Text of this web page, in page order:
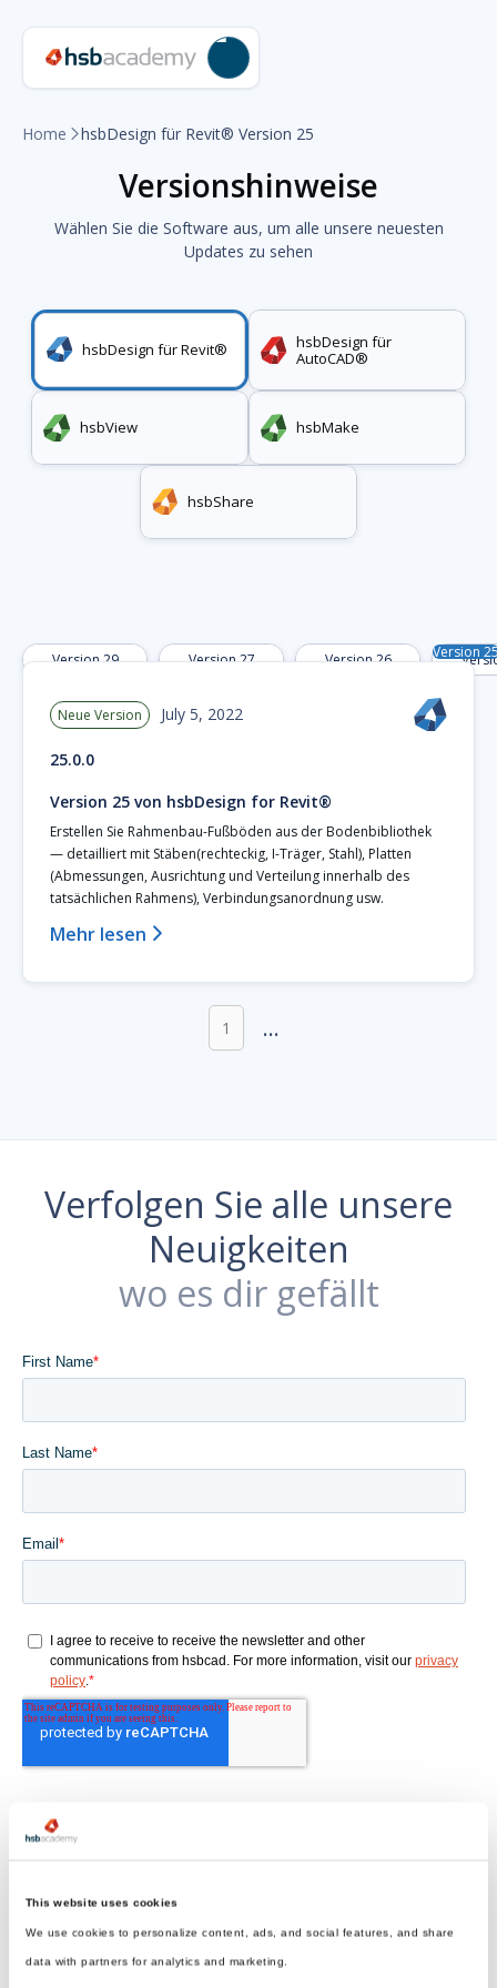
This website uses cookies
We use cookies to personalize content, ads, and social features, and share
data with partners for analytics and marketing.
Home hsbDesign für Revit® Version 25
Versionshinweise
Wählen Sie die Software aus, um alle unsere neuesten
Updates zu sehen
hsbDesign für Revit®
hsbDesign für
AutoCAD®
hsbView hsbMake
hsbShare
Version 29 Version 27 Version 26 Version
Neue Version July 5, 2022
25.0.0
Version 25 von hsbDesign for Revit®
Erstellen Sie Rahmenbau-Fußböden aus der Bodenbibliothek
— detailliert mit Stäben(rechteckig, I-Träger, Stahl), Platten
(Abmessungen, Ausrichtung und Verteilung innerhalb des
tatsächlichen Rahmens), Verbindungsanordnung usw.
Mehr lesen 
1 ...
Verfolgen Sie alle unsere
Neuigkeiten
wo es dir gefällt